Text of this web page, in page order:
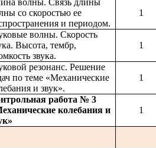
со скоростью ее
и периодом.
1
волны. Скорость
Высота, тембр,
звука.
1
резонанс. Решение
по теме «Механические
и звук».
1
работа № 3
колебания и
1